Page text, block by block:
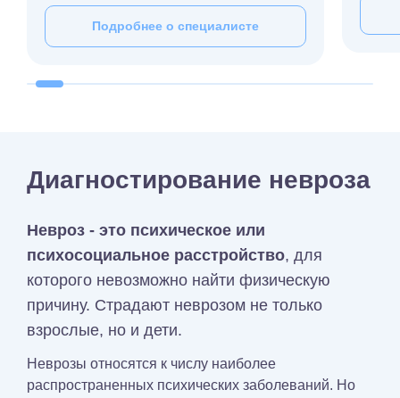
Подробнее о специалисте
Диагностирование невроза
Невроз - это психическое или
психосоциальное расстройство, для
которого невозможно найти физическую
причину. Страдают неврозом не только
взрослые, но и дети.
Неврозы относятся к числу наиболее
распространенных психических заболеваний. Но